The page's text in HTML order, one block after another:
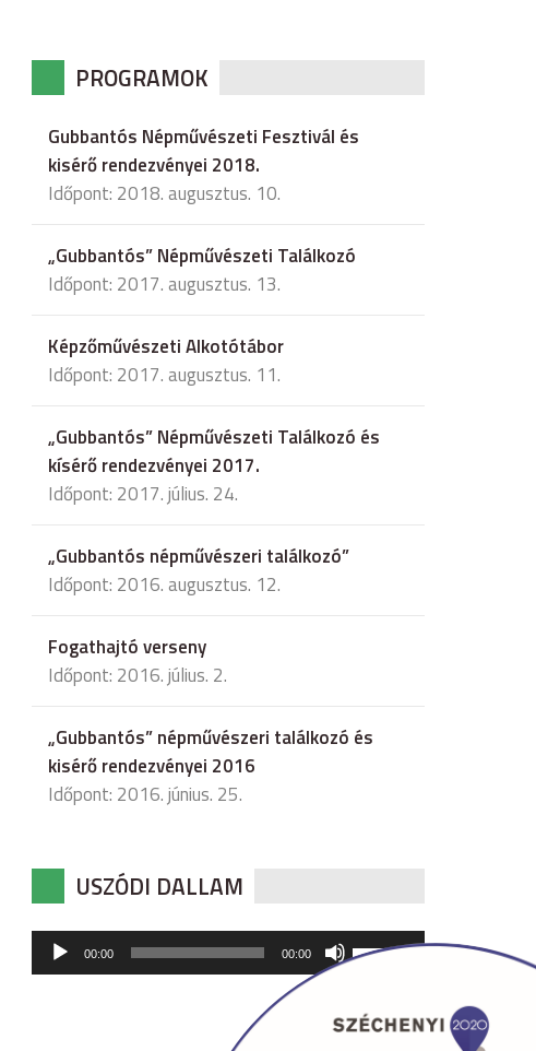
PROGRAMOK
Gubbantós Népművészeti Fesztivál és
kisérő rendezvényei 2018.
Időpont: 2018. augusztus. 10.
„Gubbantós” Népművészeti Találkozó
Időpont: 2017. augusztus. 13.
Képzőművészeti Alkotótábor
Időpont: 2017. augusztus. 11.
„Gubbantós” Népművészeti Találkozó és
kísérő rendezvényei 2017.
Időpont: 2017. július. 24.
„Gubbantós népművészeri találkozó”
Időpont: 2016. augusztus. 12.
Fogathajtó verseny
Időpont: 2016. július. 2.
„Gubbantós” népművészeri találkozó és
kisérő rendezvényei 2016
Időpont: 2016. június. 25.
USZÓDI DALLAM
Audió
lejátszó
00:00 00:00
hangerő
csökkentéséhez